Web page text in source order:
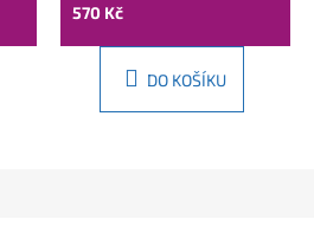
570 Kč
DO KOŠÍKU